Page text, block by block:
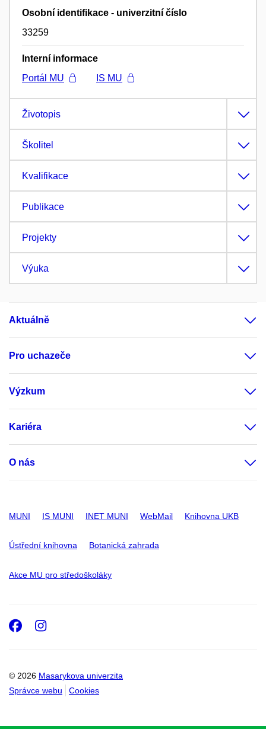
Osobní identifikace - univerzitní číslo
33259
Interní informace
Portál MU
IS MU
Životopis
Školitel
Kvalifikace
Publikace
Projekty
Výuka
Aktuálně
Pro uchazeče
Výzkum
Kariéra
O nás
MUNI IS MUNI INET MUNI WebMail Knihovna UKB
Ústřední knihovna Botanická zahrada
Akce MU pro středoškoláky
© 2026 Masarykova univerzita
Správce webu
Cookies
Facebook
Instagram